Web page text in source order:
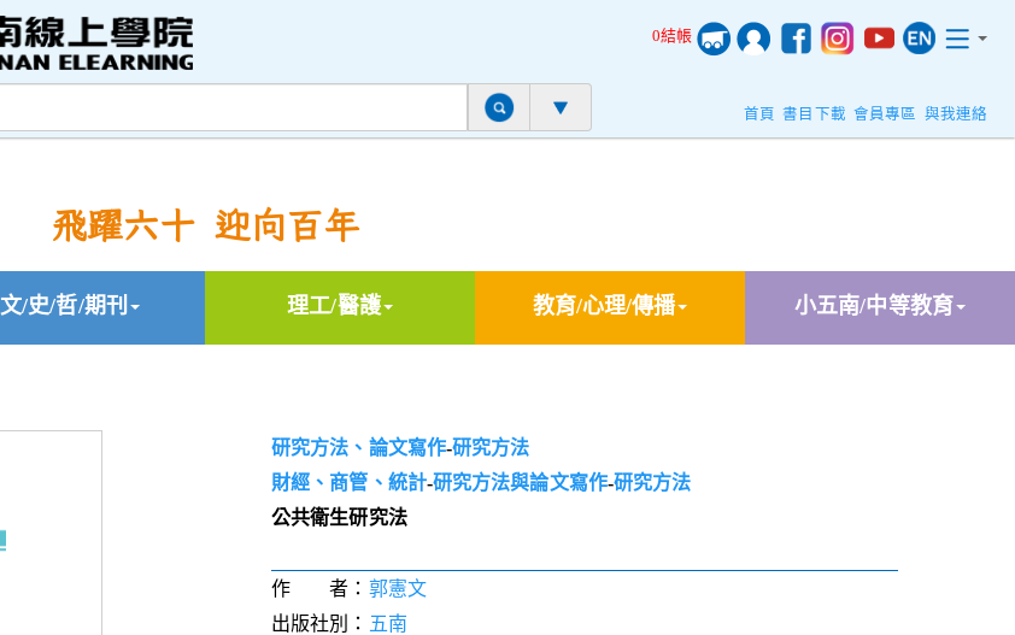
0結帳
首頁 書目下載 會員專區 與我連絡
飛躍六十 迎向百年
文/史/哲/期刊 理工/醫護 教育/心理/傳播 小五南/中等教育
研究方法、論文寫作-研究方法
財經、商管、統計-研究方法與論文寫作-研究方法
公共衛生研究法
作 者： 郭憲文
出版社別： 五南